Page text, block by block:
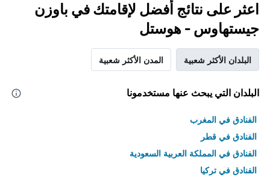
اعثر على نتائج أفضل لإقامتك في باوزن
جيستهاوس - هوستل
البلدان الأكثر شعبية المدن الأكثر شعبية
البلدان التي يبحث عنها مستخدمونا
الفنادق في المغرب
الفنادق في قطر
الفنادق في المملكة العربية السعودية
الفنادق في تركيا